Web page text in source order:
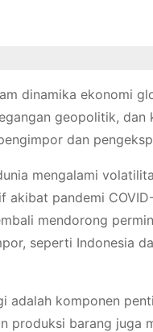
dinamika ekonomi
geopolitik, dan
dan
mengalami
pandemi
mendorong
seperti Indonesia
adalah komponen
produksi barang juga